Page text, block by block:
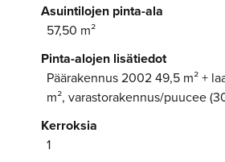
Asuintilojen pinta-ala
57,50 m²
Pinta-alojen lisätiedot
Päärakennus 2002 49,5 m² +
m², varastorakennus/puucee
Kerroksia
1